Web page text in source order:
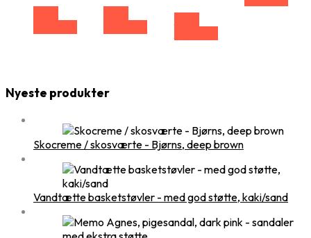
Nyeste produkter
Skocreme / skosværte - Bjørns, deep brown
Vandtætte basketstøvler - med god støtte, kaki/sand